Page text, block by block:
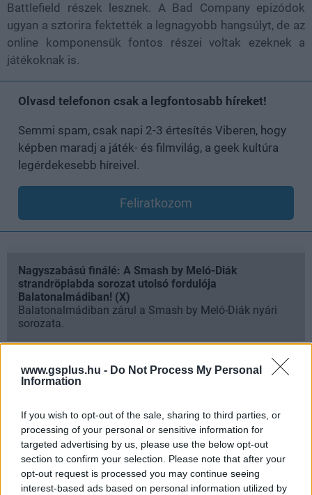
www.gsplus.hu - Do Not Process My Personal
Information
If you wish to opt-out of the sale, sharing to third parties, or
processing of your personal or sensitive information for
targeted advertising by us, please use the below opt-out
section to confirm your selection. Please note that after your
opt-out request is processed you may continue seeing
interest-based ads based on personal information utilized by
Battlefield részek lesznek. A Bad Company epizódok
ugyan a sztorira fektették a legnagyobb hangsúlyt, de az
online komponensük fontos részei voltak ezeknek a
játékoknak is.
Olvasd telefonon csak a legfontosabb híreket!
Semmi spam, csak napi 2-3 értesítés Viberen, hogy
képben maradj a játék- és filmvilág, a geek kultúra
legérdekesebb híreivel.
Feliratkozom
Nagyszabású finálé: A Smash by Meló-Diák
strandröplabda sorozat utolsó fordulója
Balatonalmádiban! (X)
Balatonalmádiban zárul a Smash by Meló-Diák nyári
sorozata.
edge
#dead space #crysis
Platformok: PC